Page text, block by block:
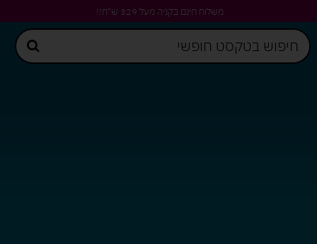
משלוח חינם בקניה מעל 329 ש"ח!!